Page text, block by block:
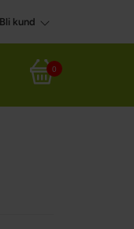
kund
Varukorg
0